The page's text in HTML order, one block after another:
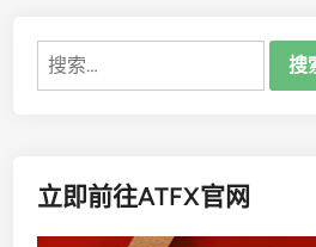
搜
索：
立即前往ATFX官网